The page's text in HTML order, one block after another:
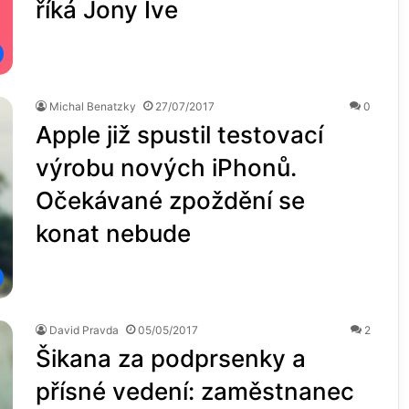
říká Jony Ive
Michal Benatzky 27/07/2017 0
Apple již spustil testovací
výrobu nových iPhonů.
Očekávané zpoždění se
konat nebude
David Pravda 05/05/2017 2
Šikana za podprsenky a
přísné vedení: zaměstnanec